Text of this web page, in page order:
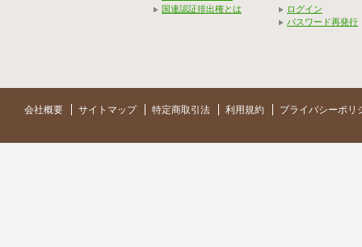
国連認証排出権とは
ログイン
パスワード再発行
会社概要 サイトマップ 特定商取引法 利用規約 プライバシーポリ